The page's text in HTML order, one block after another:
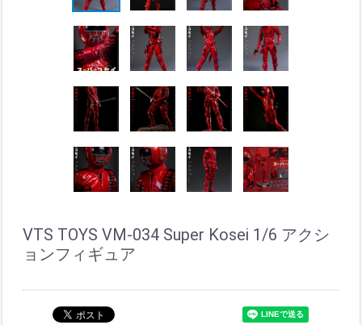
VTS TOYS VM-034 Super Kosei 1/6 アクシ
ョンフィギュア